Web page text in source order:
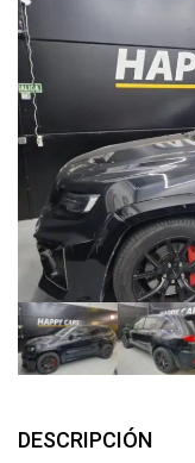
DESCRIPCIÓN